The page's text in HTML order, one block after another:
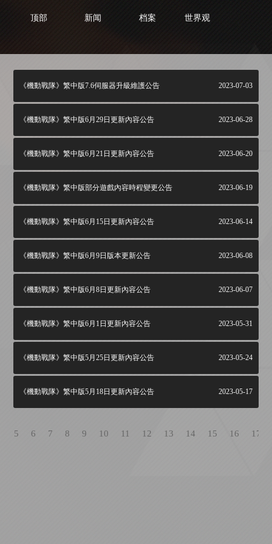
顶部 新闻 档案 世界观
《機動戰隊》繁中版7.6伺服器升級維護公告 2023-07-03
《機動戰隊》繁中版6月29日更新內容公告 2023-06-28
《機動戰隊》繁中版6月21日更新內容公告 2023-06-20
《機動戰隊》繁中版部分遊戲內容時程變更公告 2023-06-19
《機動戰隊》繁中版6月15日更新內容公告 2023-06-14
《機動戰隊》繁中版6月9日版本更新公告 2023-06-08
《機動戰隊》繁中版6月8日更新內容公告 2023-06-07
《機動戰隊》繁中版6月1日更新內容公告 2023-05-31
《機動戰隊》繁中版5月25日更新內容公告 2023-05-24
《機動戰隊》繁中版5月18日更新內容公告 2023-05-17
5 6 7 8 9 10 11 12 13 14 15 16 17